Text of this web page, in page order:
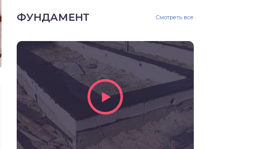
ФУНДАМЕНТ Смотреть все